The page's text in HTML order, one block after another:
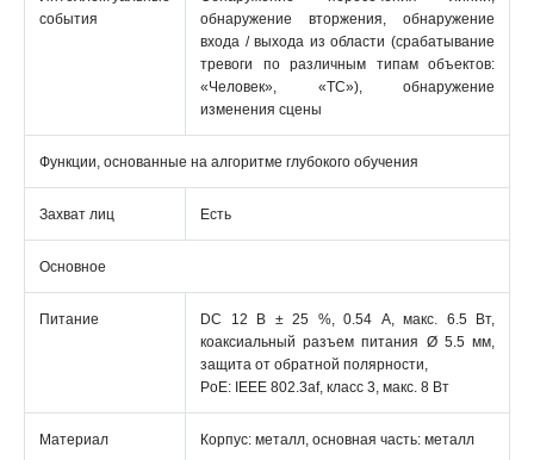
события
обнаружение вторжения, обнаружение
входа / выхода из области (срабатывание
тревоги по различным типам объектов:
«Человек», «ТС»), обнаружение
изменения сцены
Функции, основанные на алгоритме глубокого обучения
Захват лиц Есть
Основное
Питание
DC 12 В ± 25 %, 0.54 А, макс. 6.5 Вт,
коаксиальный разъем питания Ø 5.5 мм,
защита от обратной полярности,
PoE: IEEE 802.3af, класс 3, макс. 8 Вт
Материал Корпус: металл, основная часть: металл